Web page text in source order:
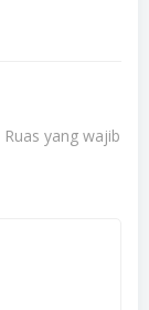
Ruas yang wajib